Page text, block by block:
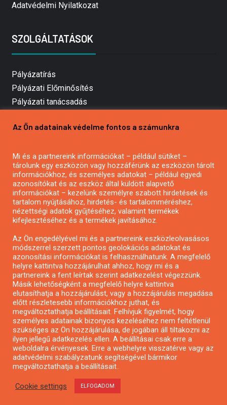
Adatvédelmi Nyilatkozat
SZOLGÁLTATÁSOK
Pályázatírás
Pályázati Előminősítés
Pályázati tanácsadás
Mezőgazdasági pályázatírás
Pályázatírás civil szervezeteknek
Pályázatírás önkormányzatoknak
Pályázatfigyelés
Specifikus pályázatfigyelés vagy hírlevél
Pályázatok magánszemélyeknek
Pályázatok civil szervezeteknek
Pályázatok vállalkozásoknak
Önkormányzati pályázatok
Mezőgazdasági pályázatok
Falusi turizmus pályázatok
Napelem pályázatok
GINOP pályázatok
Copyright © All rights reserved.
Az Ön adatainak védelme fontos a számunkra
Mi és a partnereink információkat – például sütiket –
tárolunk egy eszközön vagy hozzáférünk az eszközön tárolt
információkhoz, és személyes adatokat – például egyedi
azonosítókat és az eszköz által küldött alapvető
információkat – kezelünk személyre szabott hirdetések és
tartalom nyújtásához, hirdetés- és tartalomméréshez,
nézettségi adatok gyűjtéséhez, valamint termékek
kifejlesztéséhez és a termékek javításához.
Az Ön engedélyével mi és a partnereink eszközleolvasásos
módszerrel szerzett pontos geolokációs adatokat és
azonosítási információkat is felhasználhatunk. A megfelelő
helyre kattintva hozzájárulhat ahhoz, hogy mi és a
partnereink a fent leírtak szerint adatkezelést végezzünk.
Másik lehetőségként a megfelelő helyre kattintva
elutasíthatja a hozzájárulást, vagy a hozzájárulás megadása
előtt részletesebb információkhoz juthat, és
megváltoztathatja beállításait. Felhívjuk figyelmét, hogy
személyes adatainak bizonyos kezeléséhez nem feltétlenül
szükséges az Ön hozzájárulása, de jogában áll tiltakozni az
ilyen jellegű adatkezelés ellen. A beállításai csak erre a
weboldalra érvényesek. Erre a webhelyre visszatérve vagy az
adatvédelmi szabályzatunk segítségével bármikor
megváltoztathatja a beállításait..
Cookie settings ELFOGADOM